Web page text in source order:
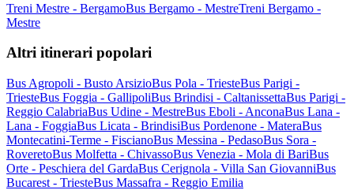
Treni Mestre - BergamoBus Bergamo - MestreTreni Bergamo -
Mestre
Altri itinerari popolari
Bus Agropoli - Busto ArsizioBus Pola - TriesteBus Parigi -
TriesteBus Foggia - GallipoliBus Brindisi - CaltanissettaBus Parigi -
Reggio CalabriaBus Udine - MestreBus Eboli - AnconaBus Lana -
Lana - FoggiaBus Licata - BrindisiBus Pordenone - MateraBus
Montecatini-Terme - FiscianoBus Messina - PedasoBus Sora -
RoveretoBus Molfetta - ChivassoBus Venezia - Mola di BariBus
Orte - Peschiera del GardaBus Cerignola - Villa San GiovanniBus
Bucarest - TriesteBus Massafra - Reggio Emilia